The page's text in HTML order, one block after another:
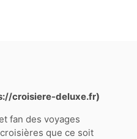
croisiere-deluxe.fr)
fan des voyages
que ce soit